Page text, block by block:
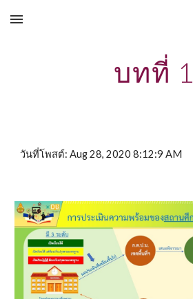
Skip to main content
บทที่ 1
วันที่โพสต์: Aug 28, 2020 8:12:9 AM